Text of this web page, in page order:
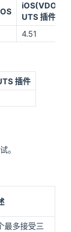
iOS(VDOM)
UTS 插件
4.51
插件
。
最多接受三